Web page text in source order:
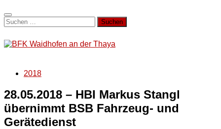
Suchen
nach:
2018
28.05.2018 – HBI Markus Stangl
übernimmt BSB Fahrzeug- und
Gerätedienst